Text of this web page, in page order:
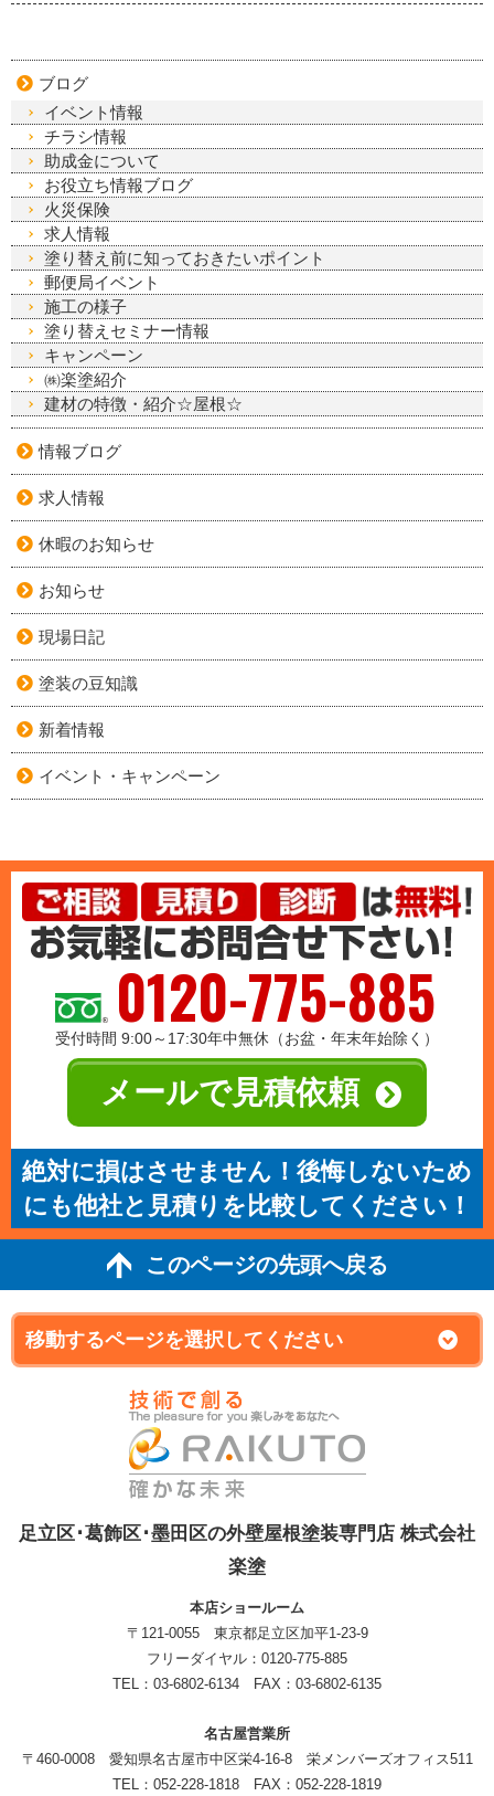
ブログ
イベント情報
チラシ情報
助成金について
お役立ち情報ブログ
火災保険
求人情報
塗り替え前に知っておきたいポイント
郵便局イベント
施工の様子
塗り替えセミナー情報
キャンペーン
㈱楽塗紹介
建材の特徴・紹介☆屋根☆
情報ブログ
求人情報
休暇のお知らせ
お知らせ
現場日記
塗装の豆知識
新着情報
イベント・キャンペーン
0120-775-885
受付時間 9:00～17:30年中無休（お盆・年末年始除く）
メールで見積依頼
絶対に損はさせません！後悔しないため
にも他社と見積りを比較してください！
このページの先頭へ戻る
足立区･葛飾区･墨田区の外壁屋根塗装専門店 株式会社
楽塗
本店ショールーム
〒121-0055 東京都足立区加平1-23-9
フリーダイヤル：0120-775-885
TEL：03-6802-6134 FAX：03-6802-6135
名古屋営業所
〒460-0008 愛知県名古屋市中区栄4-16-8 栄メンバーズオフィス511
TEL：052-228-1818 FAX：052-228-1819